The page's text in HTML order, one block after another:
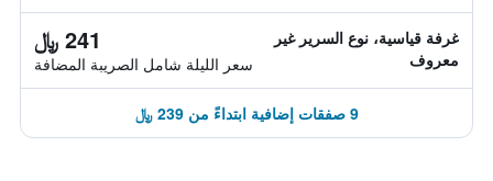
غرفة قياسية، نوع السرير غير
معروف
241 ﷼
سعر الليلة شامل الصريبة المضافة
9 صفقات إضافية ابتداءً من 239 ﷼